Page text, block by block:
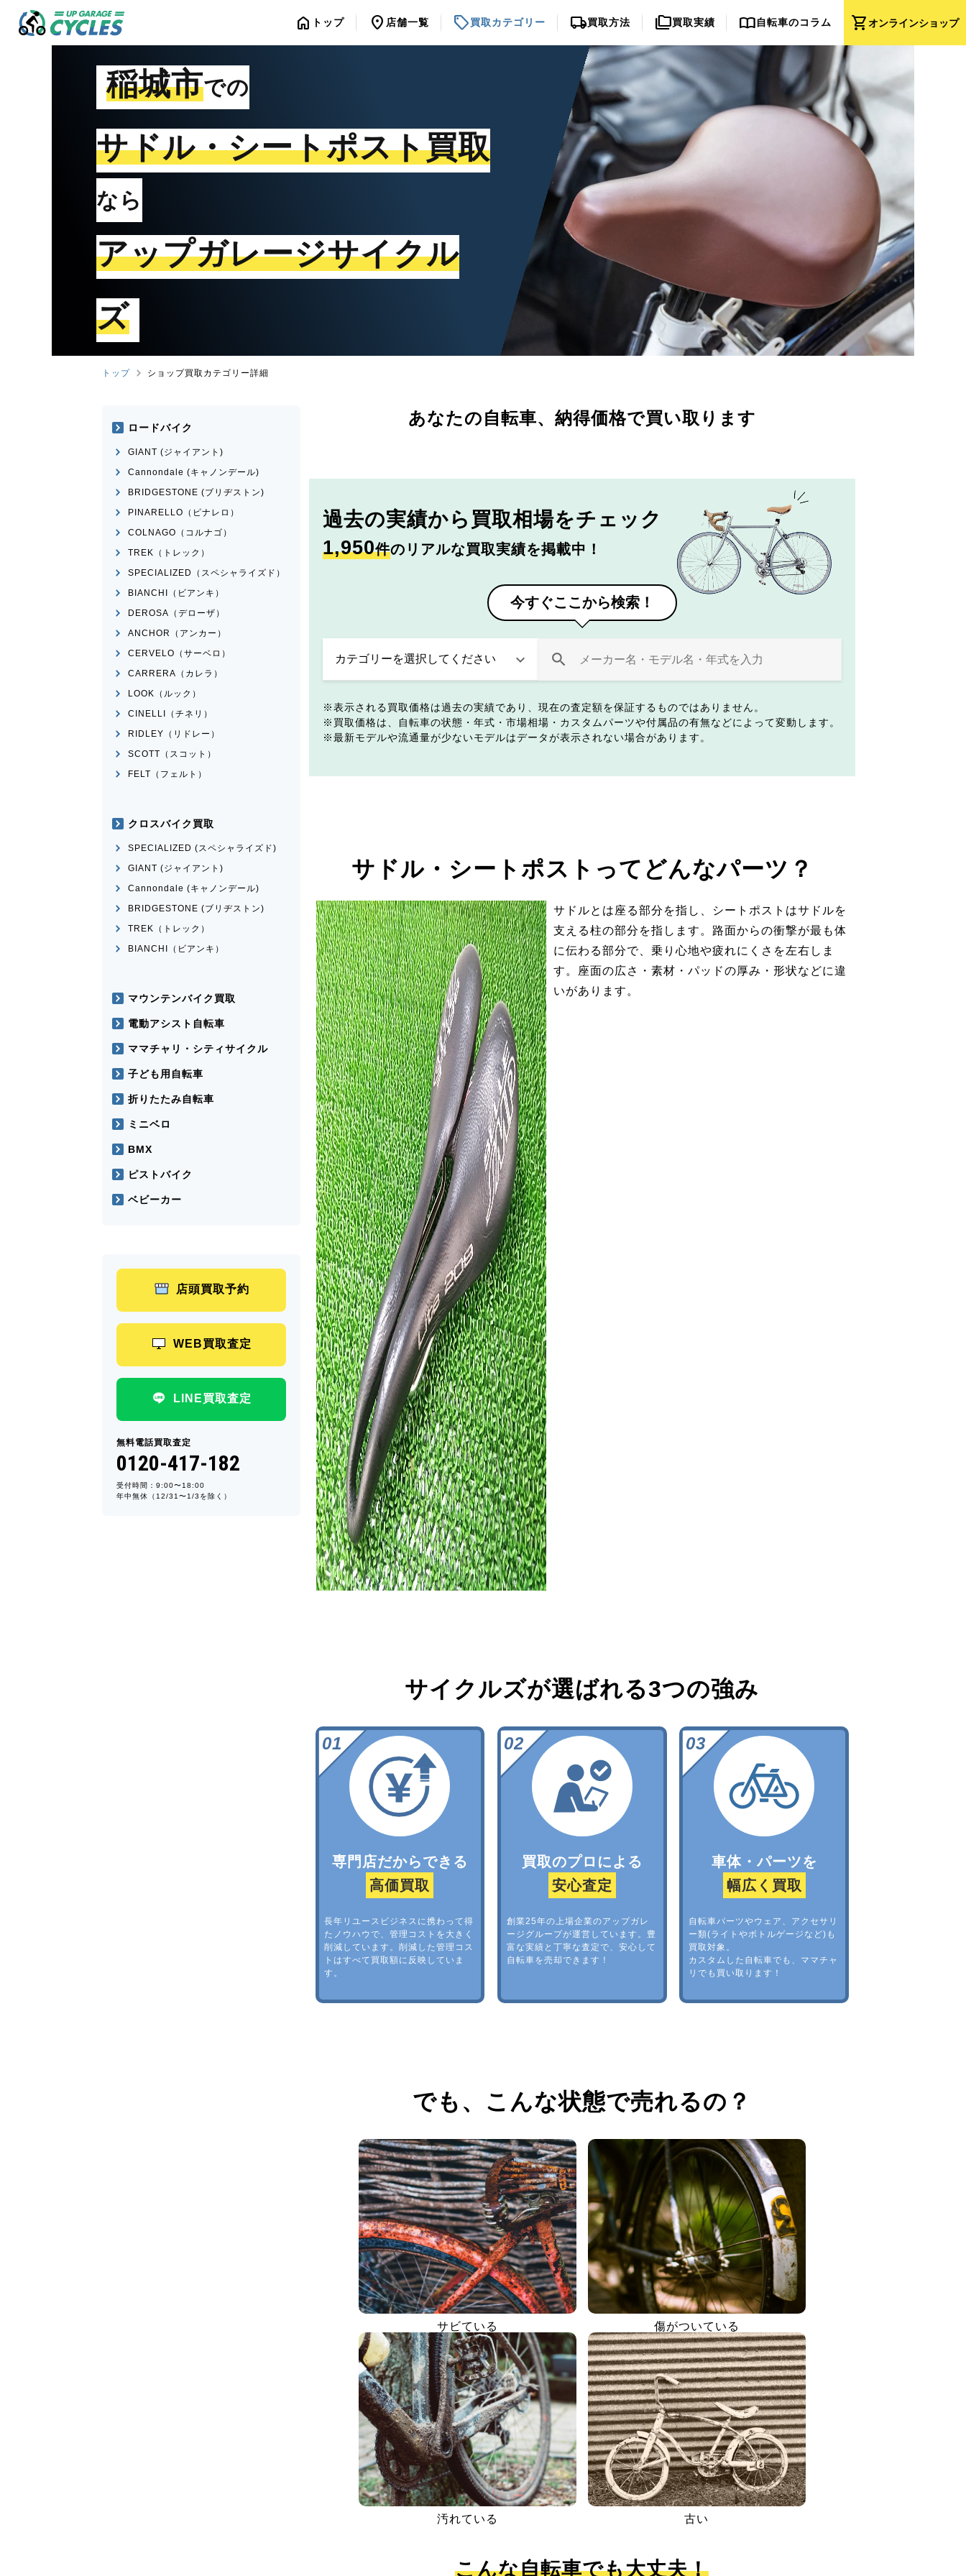
shopping_cartオンラインショップ
home トップ location_on 店舗一覧 sell買取カテゴリー local_shipping買取方法 folder_copy買取実績 import_contacts自転車のコラム
稲城市での
サドル・シートポスト買取
なら
アップガレージサイクル
ズ
トップ ショップ買取カテゴリー詳細
あなたの自転車、 納得価格で買い取ります
過去の実績から 買取相場をチェック
1,950件のリアルな買取実績を掲載中！
今すぐここから検索！
表示される買取価格は過去の実績であり、現在の査定額を保証するものではありません。
買取価格は、自転車の状態・年式・市場相場・カスタムパーツや付属品の有無などによって変動します。
最新モデルや流通量が少ないモデルはデータが表示されない場合があります。
サドル・シートポストってどんなパーツ？
サドルとは座る部分を指し、シートポストはサドルを
支える柱の部分を指します。路面からの衝撃が最も体
に伝わる部分で、乗り心地や疲れにくさを左右しま
す。座面の広さ・素材・パッドの厚み・形状などに違
いがあります。
サイクルズが選ばれる3つの強み
専門店だからできる
高価買取
長年リユースビジネスに携わって得
たノウハウで、管理コストを大きく
削減しています。削減した管理コス
トはすべて買取額に反映していま
す。
買取のプロによる
安心査定
創業25年の上場企業のアップガレ
ージグループが運営しています。豊
富な実績と丁寧な査定で、安心して
自転車を売却できます！
車体・パーツを
幅広く買取
自転車パーツやウェア、アクセサリ
ー類(ライトやボトルゲージなど)も
買取対象。
カスタムした自転車でも、ママチャ
リでも買い取ります！
でも、 こんな状態で売れるの？
サビている 傷がついている
汚れている 古い
こんな自転車でも大丈夫！
ロードバイク
GIANT (ジャイアント)
Cannondale (キャノンデール)
BRIDGESTONE (ブリヂストン)
PINARELLO（ピナレロ）
COLNAGO（コルナゴ）
TREK（トレック）
SPECIALIZED（スペシャライズド）
BIANCHI（ビアンキ）
DEROSA（デローザ）
ANCHOR（アンカー）
CERVELO（サーベロ）
CARRERA（カレラ）
LOOK（ルック）
CINELLI（チネリ）
RIDLEY（リドレー）
SCOTT（スコット）
FELT（フェルト）
クロスバイク買取
SPECIALIZED (スペシャライズド)
GIANT (ジャイアント)
Cannondale (キャノンデール)
BRIDGESTONE (ブリヂストン)
TREK（トレック）
BIANCHI（ビアンキ）
マウンテンバイク買取
電動アシスト自転車
ママチャリ・シティサイクル
子ども用自転車
折りたたみ自転車
ミニベロ
BMX
ピストバイク
ベビーカー
店頭買取予約
WEB買取査定
LINE買取査定
無料電話買取査定
0120-417-182
受付時間：9:00〜18:00
年中無休（12/31〜1/3を除く）